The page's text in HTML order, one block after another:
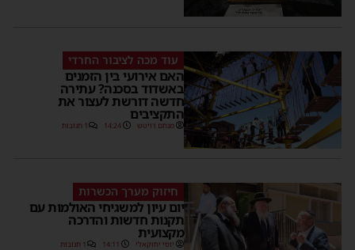
עוד מכה לציבור החרדי
האם אירועי בין הזמנים
באשדוד בסכנה? עתירה
חדשה דורשת לעצור את
התקציבים
מנחם דויטש 14:24 1 תגובות
חיזוק מערך הכשרות
יום עיון למשגיחי האולמות עם
תקנות חדשות והדרכה
מקצועית
יוסי יחזקאלי 14:11 1 תגובות